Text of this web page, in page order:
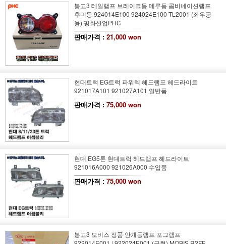
봉고3 테일램프 브레이크등 데루등 콤비네이션램프
후미등 924014E100 924024E100 TL2001 (좌우공
용) 평화산업PHC
판매가격 : 21,000 won
현대트럭 EG트럭 파워텍 헤드램프 헤드라이트
921017A101 921027A101 일반품
판매가격 : 75,000 won
현대 EG5톤 현대트럭 헤드램프 헤드라이트
921016A000 921026A000 수입품
판매가격 : 75,000 won
봉고3 모비스 정품 안개등램프 포그램프